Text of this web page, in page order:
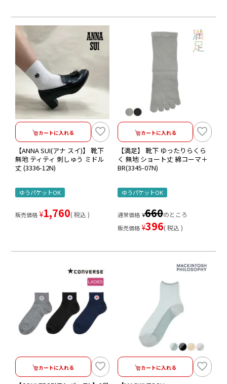
カートに入れる
【ANNA SUI(アナ スイ)】 靴下
無地 ティティ 刺しゅう ミドル
丈 (3336-12N)
ゆうパケットOK
販売価格 ¥1,760 税込
カートに入れる
【満足】 靴下 ゆったりらくら
く 無地 ショート丈 綿コーマ＋
BR(3345-07N)
ゆうパケットOK
通常価格 ¥660のところ
販売価格 ¥396 税込
カートに入れる カートに入れる